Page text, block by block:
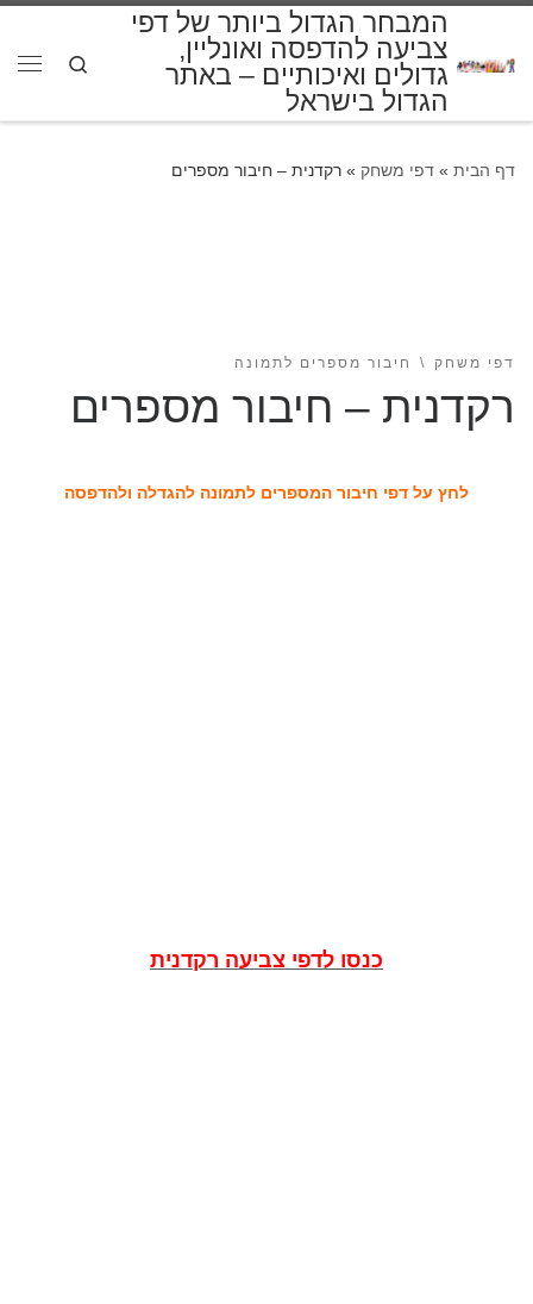
המבחר הגדול ביותר של דפי
צביעה להדפסה ואונליין,
גדולים ואיכותיים – באתר
הגדול בישראל
Search
דף הבית » דפי משחק » רקדנית – חיבור מספרים
דפי משחק חיבור מספרים לתמונה
רקדנית – חיבור מספרים
לחץ על דפי חיבור המספרים לתמונה להגדלה ולהדפסה
כנסו לדפי צביעה רקדנית